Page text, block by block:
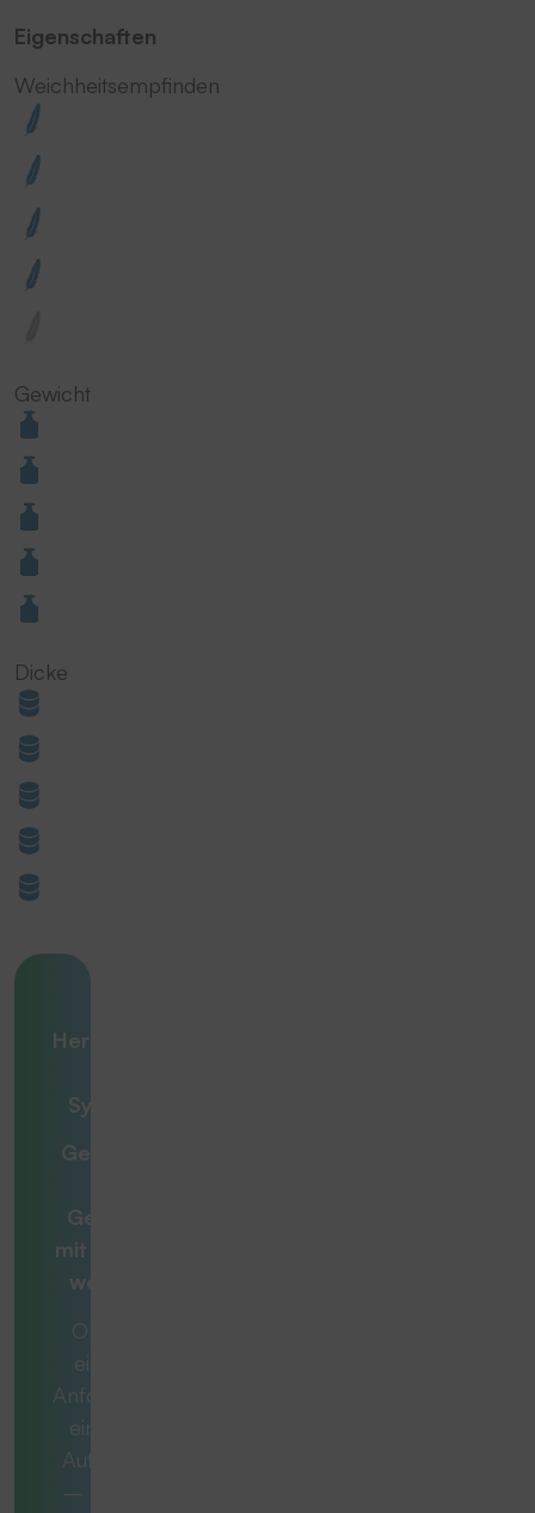
Eigenschaften
Weichheitsempfinden
Gewicht
Dicke
Herausforderung
Systemlösung
Gemeinsam zur
Gesamtlösung
mit
weiterdenken
Ob es sich um
eine konkrete
Anforderung oder
eine komplexe
Aufgabe handelt
– manchmal ist